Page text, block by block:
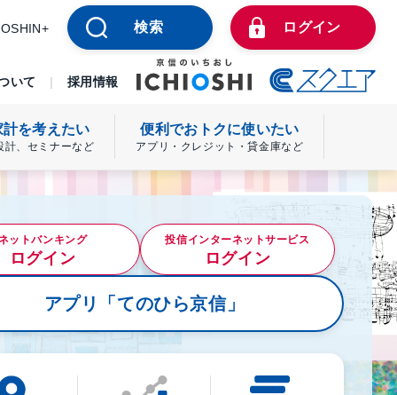
検索 ログイン
いて 採用情報
を考えたい
計、セミナーなど
便利でおトクに使いたい
アプリ・クレジット・貸金庫など
ットバンキング
ログイン
投信インターネットサービス
ログイン
アプリ「てのひら京信」